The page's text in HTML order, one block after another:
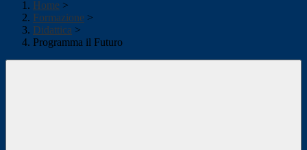
Home >
Formazione >
Didattica >
Programma il Futuro